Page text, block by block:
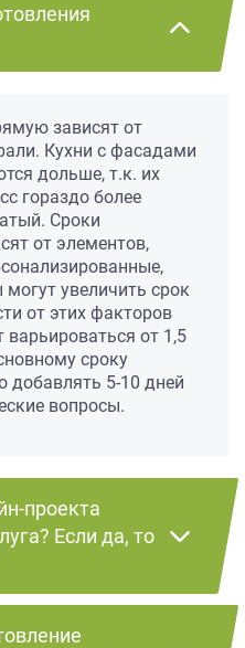
зависят от
Кухни с фасадами
дольше, т.к. их
гораздо более
Сроки
от элементов,
увеличить срок
от этих факторов
от 1,5
сроку
добавлять 5-10 дней
вопросы.
проекта
Если да, то